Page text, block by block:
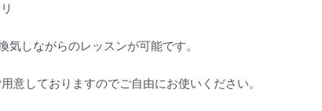
気しながらのレッスンが可能です。
意しておりますのでご自由にお使いください。